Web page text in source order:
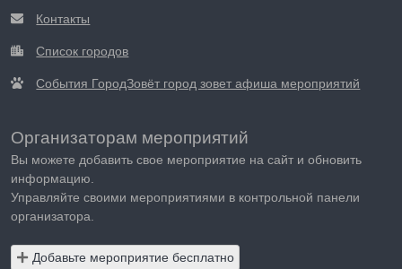
Контакты
Список городов
События ГородЗовёт город зовет афиша мероприятий
Организаторам мероприятий
Вы можете добавить свое мероприятие на сайт и обновить
информацию.
Управляйте своими мероприятиями в контрольной панели
организатора.
Добавьте мероприятие бесплатно